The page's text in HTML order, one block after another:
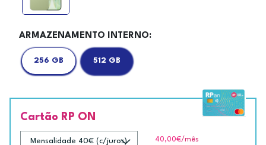
ARMAZENAMENTO INTERNO:
256 GB 512 GB
Cartão RP ON
40,00€/mês